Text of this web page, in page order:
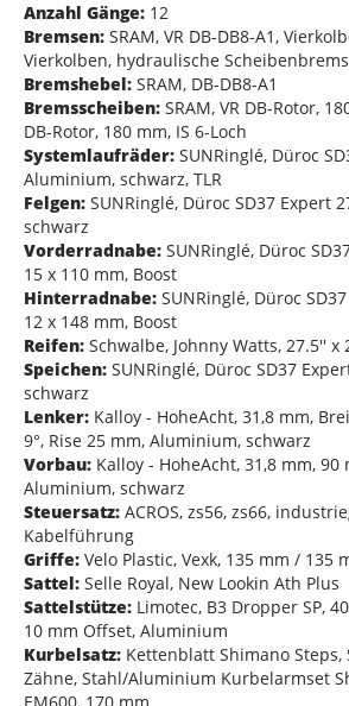
Anzahl Gänge: 12
Bremsen: SRAM, VR DB-DB8-A1,
Vierkolben, hydraulische
Bremshebel: SRAM, DB-DB8-A1
Bremsscheiben: SRAM, VR DB-Rotor,
DB-Rotor, 180 mm, IS 6-Loch
Systemlaufräder: SUNRinglé, Düroc
Aluminium, schwarz, TLR
Felgen: SUNRinglé, Düroc SD37 Expert
schwarz
Vorderradnabe: SUNRinglé, Düroc
15 x 110 mm, Boost
Hinterradnabe: SUNRinglé, Düroc
12 x 148 mm, Boost
Reifen: Schwalbe, Johnny Watts, 27.5'' x
Speichen: SUNRinglé, Düroc SD37
schwarz
Lenker: Kalloy - HoheAcht, 31,8 mm,
9°, Rise 25 mm, Aluminium, schwarz
Vorbau: Kalloy - HoheAcht, 31,8 mm, 90
Aluminium, schwarz
Steuersatz: ACROS, zs56, zs66,
Kabelführung
Griffe: Velo Plastic, Vexk, 135 mm / 135
Sattel: Selle Royal, New Lookin Ath Plus
Sattelstütze: Limotec, B3 Dropper SP,
10 mm Offset, Aluminium
Kurbelsatz: Kettenblatt Shimano Steps,
Zähne, Stahl/Aluminium Kurbelarmset